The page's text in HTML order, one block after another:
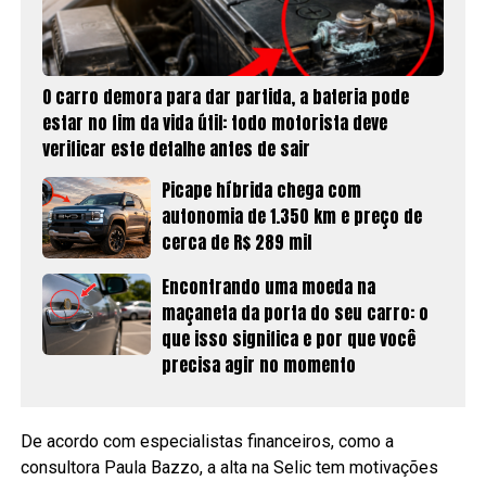
O carro demora para dar partida, a bateria pode
estar no fim da vida útil: todo motorista deve
verificar este detalhe antes de sair
Picape híbrida chega com
autonomia de 1.350 km e preço de
cerca de R$ 289 mil
Encontrando uma moeda na
maçaneta da porta do seu carro: o
que isso significa e por que você
precisa agir no momento
De acordo com especialistas financeiros, como a
consultora Paula Bazzo, a alta na Selic tem motivações